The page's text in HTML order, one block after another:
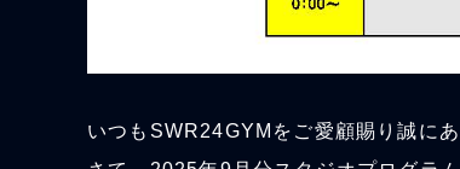
いつもSWR24GYMをご愛顧賜り誠に